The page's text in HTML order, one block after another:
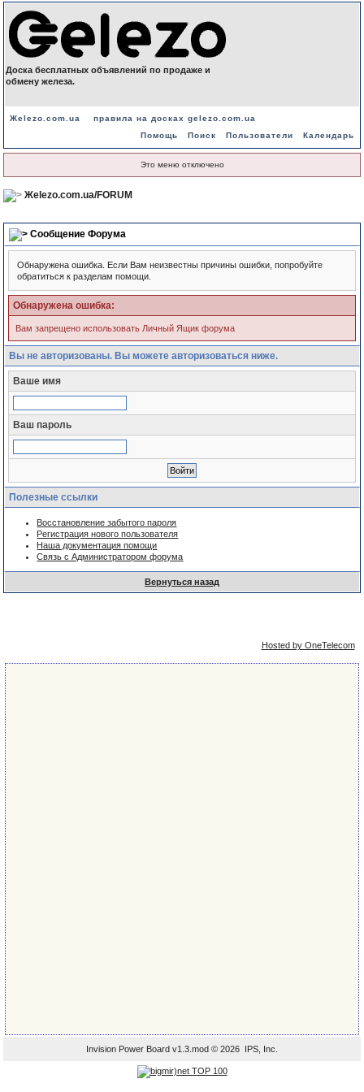
Доска бесплатных объявлений по продаже и
обмену железа.
Жelezo.com.ua
правила на досках gelezo.com.ua
Помощь
Поиск Пользователи Календарь
Это меню отключено
Жelezo.com.ua/FORUM
Сообщение Форума
Обнаружена ошибка. Если Вам неизвестны причины ошибки, попробуйте
обратиться к разделам помощи.
Обнаружена ошибка:
Вам запрещено использовать Личный Ящик форума
Вы не авторизованы. Вы можете авторизоваться ниже.
Ваше имя
Ваш пароль
Полезные ссылки
Восстановление забытого пароля
Регистрация нового пользователя
Наша документация помощи
Связь с Администратором форума
Вернуться назад
Hosted by OneTelecom
Invision Power Board v1.3.mod © 2026 IPS, Inc.